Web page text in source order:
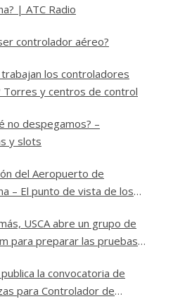
| ATC Radio
controlador aéreo?
trabajan los controladores
Torres y centros de control
no despegamos? –
y slots
del Aeropuerto de
– El punto de vista de los
USCA abre un grupo de
para preparar las pruebas
publica la convocatoria de
para Controlador de